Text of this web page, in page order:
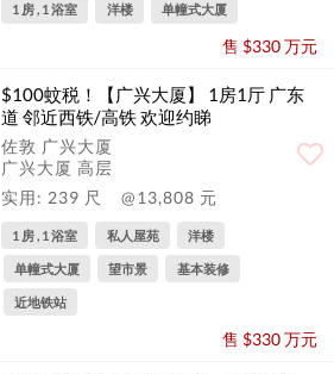
1 房 , 1 浴室 洋楼 单幢式大厦
售 $330 万元
$100蚊税！【广兴大厦】 1房1厅 广东
道 邻近西铁/高铁 欢迎约睇
佐敦 广兴大厦
广兴大厦 高层
实用: 239 尺
@13,808 元
1 房 , 1 浴室 私人屋苑 洋楼
单幢式大厦 望市景 基本装修
近地铁站
售 $330 万元